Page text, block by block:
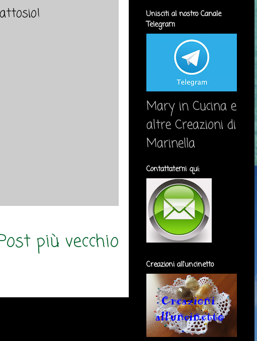
più vecchio
Unisciti al nostro Canale
Telegram
Mary in Cucina e
altre Creazioni di
Marinella
Contattatemi qui:
Creazioni all'uncinetto